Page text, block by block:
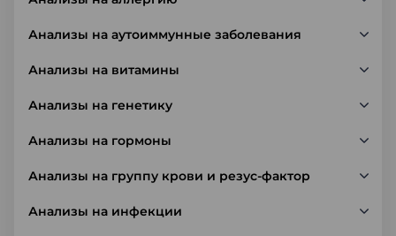
Анализы на аутоиммунные заболевания
Анализы на витамины
Анализы на генетику
Анализы на гормоны
Анализы на группу крови и резус-фактор
Анализы на инфекции